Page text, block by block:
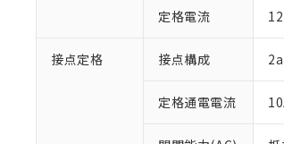
定格電流
接点定格 接点構成 2a
定格通電電流